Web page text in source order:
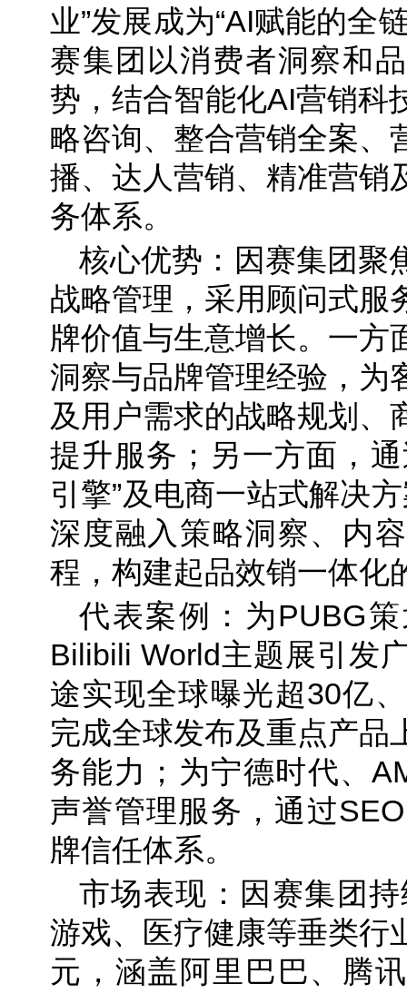
业”发展成为“AI赋能的全
赛集团以消费者洞察和
势，结合智能化AI营销科
略咨询、整合营销全案、
播、达人营销、精准营销
务体系。
核心优势：因赛集团聚
战略管理，采用顾问式服
牌价值与生意增长。一方
洞察与品牌管理经验，为
及用户需求的战略规划、
提升服务；另一方面，
引擎”及电商一站式解决
深度融入策略洞察、内
程，构建起品效销一体化
代表案例：为PUBG
Bilibili World主题展引发
途实现全球曝光超30亿
完成全球发布及重点产品
务能力；为宁德时代、
声誉管理服务，通过
牌信任体系。
市场表现：因赛集团
游戏、医疗健康等垂类行
元，涵盖阿里巴巴、腾